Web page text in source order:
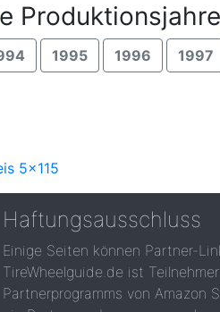
Produktionsjahre
1995 1996 1997
5x115
Haftungsausschluss
Einige Seiten können Partner-
TireWheelguide.de ist
Partnerprogramms von Amazon